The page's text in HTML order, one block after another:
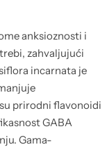
anksioznosti i
zahvaljujući
incarnata je
prirodni flavonoidi
GABA
Gama-